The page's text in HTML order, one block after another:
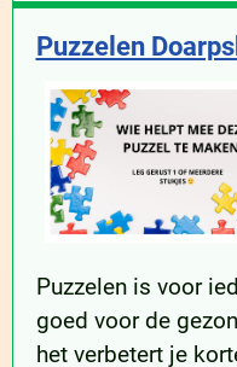
Puzzelen
Puzzelen is voor
goed voor de
het verbetert je